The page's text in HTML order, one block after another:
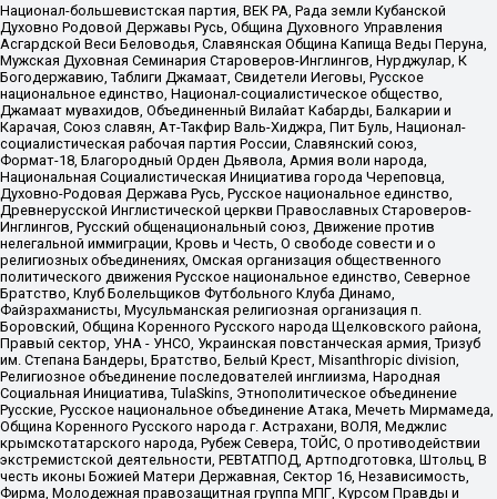
Национал-большевистская партия, ВЕК РА, Рада земли Кубанской
Духовно Родовой Державы Русь, Община Духовного Управления
Асгардской Веси Беловодья, Славянская Община Капища Веды Перуна,
Мужская Духовная Семинария Староверов-Инглингов, Нурджулар, К
Богодержавию, Таблиги Джамаат, Свидетели Иеговы, Русское
национальное единство, Национал-социалистическое общество,
Джамаат мувахидов, Объединенный Вилайат Кабарды, Балкарии и
Карачая, Союз славян, Ат-Такфир Валь-Хиджра, Пит Буль, Национал-
социалистическая рабочая партия России, Славянский союз,
Формат-18, Благородный Орден Дьявола, Армия воли народа,
Национальная Социалистическая Инициатива города Череповца,
Духовно-Родовая Держава Русь, Русское национальное единство,
Древнерусской Инглистической церкви Православных Староверов-
Инглингов, Русский общенациональный союз, Движение против
нелегальной иммиграции, Кровь и Честь, О свободе совести и о
религиозных объединениях, Омская организация общественного
политического движения Русское национальное единство, Северное
Братство, Клуб Болельщиков Футбольного Клуба Динамо,
Файзрахманисты, Мусульманская религиозная организация п.
Боровский, Община Коренного Русского народа Щелковского района,
Правый сектор, УНА - УНСО, Украинская повстанческая армия, Тризуб
им. Степана Бандеры, Братство, Белый Крест, Misanthropic division,
Религиозное объединение последователей инглиизма, Народная
Социальная Инициатива, TulaSkins, Этнополитическое объединение
Русские, Русское национальное объединение Атака, Мечеть Мирмамеда,
Община Коренного Русского народа г. Астрахани, ВОЛЯ, Меджлис
крымскотатарского народа, Рубеж Севера, ТОЙС, О противодействии
экстремистской деятельности, РЕВТАТПОД, Артподготовка, Штольц, В
честь иконы Божией Матери Державная, Сектор 16, Независимость,
Фирма, Молодежная правозащитная группа МПГ, Курсом Правды и